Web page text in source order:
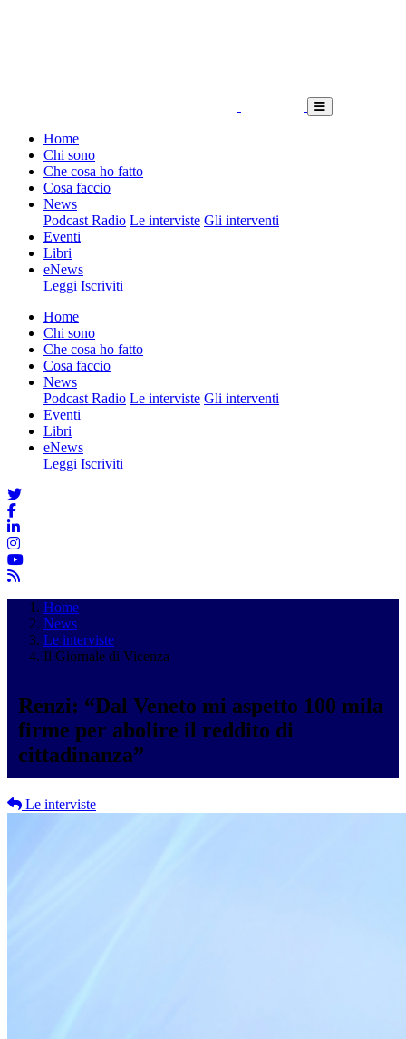
Home
Chi sono
Che cosa ho fatto
Cosa faccio
News
Podcast Radio Le interviste Gli interventi
Eventi
Libri
eNews
Leggi Iscriviti
Home
Chi sono
Che cosa ho fatto
Cosa faccio
News
Podcast Radio Le interviste Gli interventi
Eventi
Libri
eNews
Leggi Iscriviti
Home
News
Le interviste
Il Giornale di Vicenza
Renzi: “Dal Veneto mi aspetto 100 mila
firme per abolire il reddito di
cittadinanza”
Le interviste